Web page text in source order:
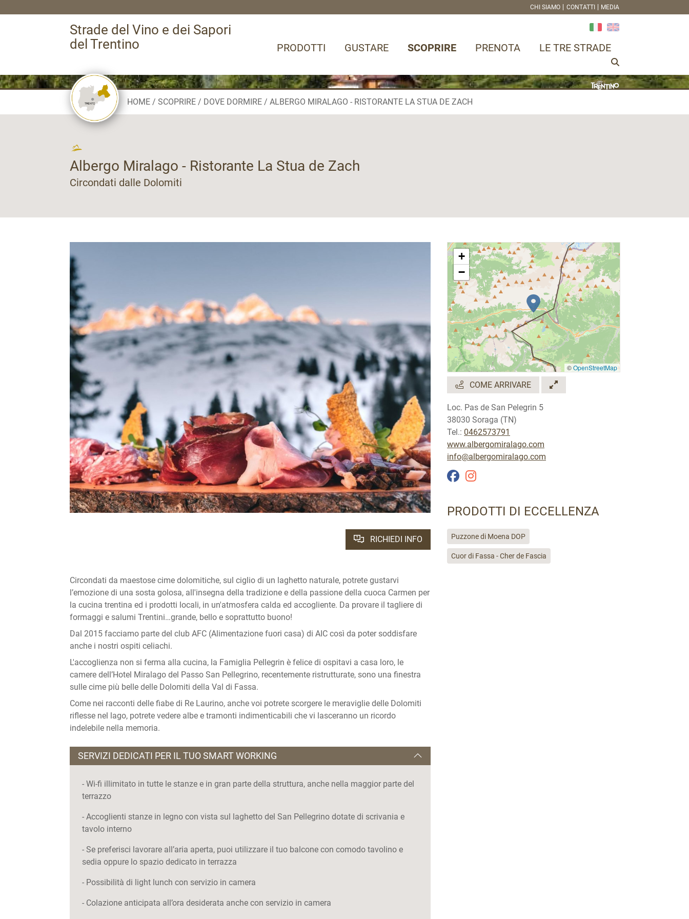
CHI SIAMO CONTATTI MEDIA
Strade del Vino e dei Sapori
del Trentino
PRODOTTI GUSTARE SCOPRIRE PRENOTA LE TRE STRADE
HOME SCOPRIRE DOVE DORMIRE ALBERGO MIRALAGO - RISTORANTE LA STUA DE ZACH
Albergo Miralago - Ristorante La Stua de Zach
Circondati dalle Dolomiti
RICHIEDI INFO
Circondati da maestose cime dolomitiche, sul ciglio di un laghetto naturale, potrete gustarvi
l’emozione di una sosta golosa, all'insegna della tradizione e della passione della cuoca Carmen per
la cucina trentina ed i prodotti locali, in un'atmosfera calda ed accogliente. Da provare il tagliere di
formaggi e salumi Trentini…grande, bello e soprattutto buono!
Dal 2015 facciamo parte del club AFC (Alimentazione fuori casa) di AIC così da poter soddisfare
anche i nostri ospiti celiachi.
L'accoglienza non si ferma alla cucina, la Famiglia Pellegrin è felice di ospitavi a casa loro, le
camere dell’Hotel Miralago del Passo San Pellegrino, recentemente ristrutturate, sono una finestra
sulle cime più belle delle Dolomiti della Val di Fassa.
Come nei racconti delle fiabe di Re Laurino, anche voi potrete scorgere le meraviglie delle Dolomiti
riflesse nel lago, potrete vedere albe e tramonti indimenticabili che vi lasceranno un ricordo
indelebile nella memoria.
SERVIZI DEDICATI PER IL TUO SMART WORKING
- Wi-fi illimitato in tutte le stanze e in gran parte della struttura, anche nella maggior parte del
terrazzo
- Accoglienti stanze in legno con vista sul laghetto del San Pellegrino dotate di scrivania e
tavolo interno
- Se preferisci lavorare all’aria aperta, puoi utilizzare il tuo balcone con comodo tavolino e
sedia oppure lo spazio dedicato in terrazza
- Possibilità di light lunch con servizio in camera
- Colazione anticipata all’ora desiderata anche con servizio in camera
+
−
©OpenStreetMap
COME ARRIVARE
Loc. Pas de San Pelegrin 5
38030 Soraga (TN)
Tel.: 0462573791
www.albergomiralago.com
info@albergomiralago.com
PRODOTTI DI ECCELLENZA
Puzzone di Moena DOP
Cuor di Fassa - Cher de Fascia